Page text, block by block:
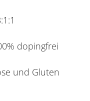
dopingfrei
und Gluten